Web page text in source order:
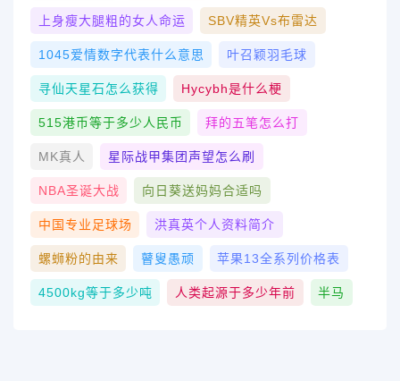
上身瘦大腿粗的女人命运 SBV精英vs布雷达
1045爱情数字代表什么意思 叶召颖羽毛球
寻仙天星石怎么获得 Hycybh是什么梗
515港币等于多少人民币 拜的五笔怎么打
MK真人 星际战甲集团声望怎么刷
NBA圣诞大战 向日葵送妈妈合适吗
中国专业足球场 洪真英个人资料简介
螺蛳粉的由来 瞽叟愚顽 苹果13全系列价格表
4500kg等于多少吨 人类起源于多少年前 半马